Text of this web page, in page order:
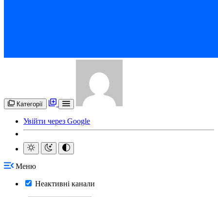
Категорії
Увійти через Google
Меню
Неактивні канали